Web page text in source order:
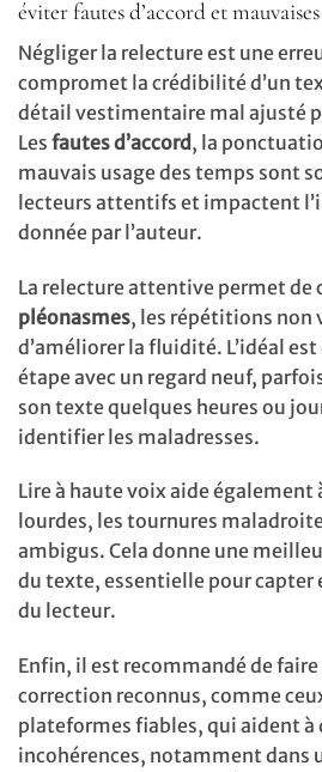
éviter fautes d’accord et
Négliger la relecture est une
compromet la crédibilité d’un
détail vestimentaire mal ajusté
Les fautes d’accord, la
mauvais usage des temps sont
lecteurs attentifs et impactent
donnée par l’auteur.
La relecture attentive permet de
pléonasmes, les répétitions non
d’améliorer la fluidité. L’idéal
étape avec un regard neuf,
son texte quelques heures ou
identifier les maladresses.
Lire à haute voix aide également
lourdes, les tournures
ambigus. Cela donne une
du texte, essentielle pour
du lecteur.
Enfin, il est recommandé de
correction reconnus, comme
plateformes fiables, qui aident à
incohérences, notamment dans